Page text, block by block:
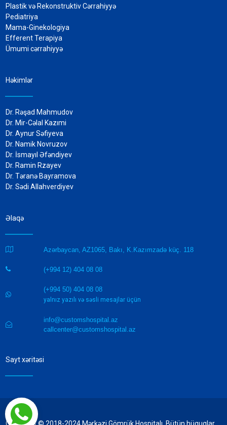
Plastik və Rekonstruktiv Cərrahiyyə
Pediatriya
Mama-Ginekologiya
Efferent Terapiya
Ümumi cərrahiyyə
Həkimlər
Dr. Rəşad Mahmudov
Dr. Mir-Cəlal Kazımi
Dr. Aynur Səfiyeva
Dr. Namik Novruzov
Dr. İsmayıl Əfəndiyev
Dr. Ramin Rzayev
Dr. Təranə Bayramova
Dr. Sədi Allahverdiyev
Əlaqə
 Azərbaycan, AZ1065, Bakı, K.Kazımzadə küç. 118
 (+994 12) 404 08 08

(+994 50) 404 08 08
yalnız yazılı və səsli mesajlar üçün

info@customshospital.az
callcenter@customshospital.az
Sayt xəritəsi
Copyright © 2018-2024 Mərkəzi Gömrük Hospitalı. Bütün hüquqlar